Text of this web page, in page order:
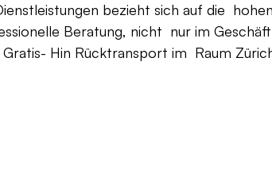
bezieht sich auf die
Beratung, nicht nur im
Hin Rücktransport im Raum